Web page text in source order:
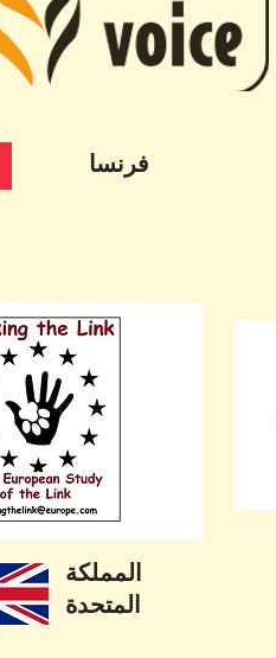
فرنسا
المملكة
المتحدة